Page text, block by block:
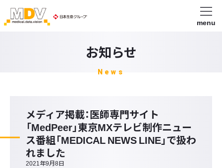
menu
お知らせ
News
メディア掲載：医師専門サイト
「MedPeer」東京MXテレビ制作ニュー
ス番組「MEDICAL NEWS LINE」で扱わ
れました
2021年9月8日